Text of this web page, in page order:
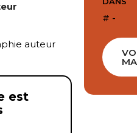
auteur
est
# -